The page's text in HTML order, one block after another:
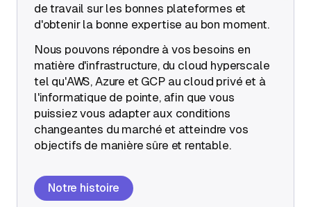
de travail sur les bonnes plateformes et
d'obtenir la bonne expertise au bon moment.
Nous pouvons répondre à vos besoins en
matière d'infrastructure, du cloud hyperscale
tel qu'AWS, Azure et GCP au cloud privé et à
l'informatique de pointe, afin que vous
puissiez vous adapter aux conditions
changeantes du marché et atteindre vos
objectifs de manière sûre et rentable.
Notre histoire